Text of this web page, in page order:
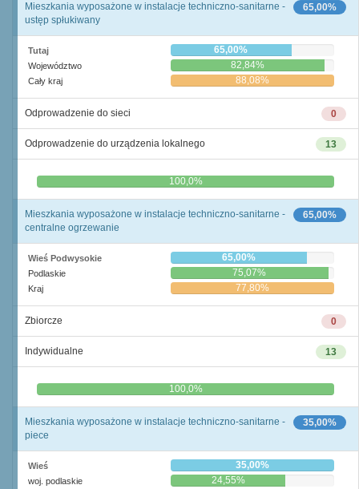
65,00%
Mieszkania wyposażone w instalacje techniczno-sanitarne -
ustęp spłukiwany
Tutaj 65,00%
Województwo 82,84%
Cały kraj 88,08%
0
Odprowadzenie do sieci
13
Odprowadzenie do urządzenia lokalnego
0,0% 100,0%
65,00%
Mieszkania wyposażone w instalacje techniczno-sanitarne -
centralne ogrzewanie
Wieś Podwysokie 65,00%
Podlaskie 75,07%
Kraj 77,80%
0
Zbiorcze
13
Indywidualne
0,0% 100,0%
35,00%
Mieszkania wyposażone w instalacje techniczno-sanitarne -
piece
Wieś 35,00%
woj. podlaskie 24,55%